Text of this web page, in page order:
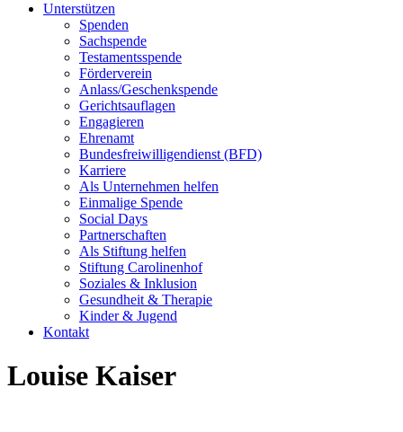
Unterstützen
Spenden
Sachspende
Testamentsspende
Förderverein
Anlass/Geschenkspende
Gerichtsauflagen
Engagieren
Ehrenamt
Bundesfreiwilligendienst (BFD)
Karriere
Als Unternehmen helfen
Einmalige Spende
Social Days
Partnerschaften
Als Stiftung helfen
Stiftung Carolinenhof
Soziales & Inklusion
Gesundheit & Therapie
Kinder & Jugend
Kontakt
Louise Kaiser